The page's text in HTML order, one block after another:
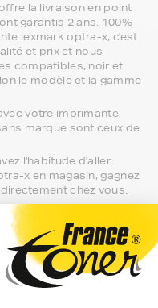
la livraison en point
garantis 2 ans. 100%
lexmark optra-x, c'est
et prix et nous
compatibles, noir et
le modèle et la gamme
votre imprimante
marque sont ceux de
l'habitude d'aller
x en magasin, gagnez
chez vous.
sur la
avec votre
x, nous sommes